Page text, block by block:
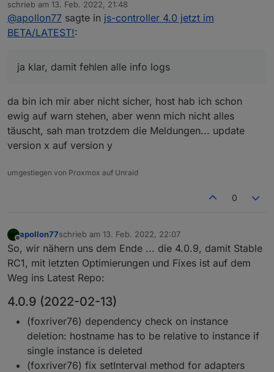
hängt aber nicht damit zusammen, das die
Logstufe vom Host auf warn steht?
hehe ... ja klar, damit fehlen alle info logs ... damit
fehlen einige Infos zum Debuggen
schrieb am 13. Feb. 2022, 21:48
zuletzt editiert von
@apollon77 sagte in js-controller 4.0 jetzt im
BETA/LATEST!:
ja klar, damit fehlen alle info logs
da bin ich mir aber nicht sicher, host hab ich schon
ewig auf warn stehen, aber wenn mich nicht alles
täuscht, sah man trotzdem die Meldungen... update
version x auf version y
umgestiegen von Proxmox auf Unraid
0
Offline
apollon77schrieb am 13. Feb. 2022, 22:07
zuletzt editiert von
So, wir nähern uns dem Ende ... die 4.0.9, damit Stable
RC1, mit letzten Optimierungen und Fixes ist auf dem
Weg ins Latest Repo:
4.0.9 (2022-02-13)
(foxriver76) dependency check on instance
deletion: hostname has to be relative to instance if
single instance is deleted
(foxriver76) fix setInterval method for adapters